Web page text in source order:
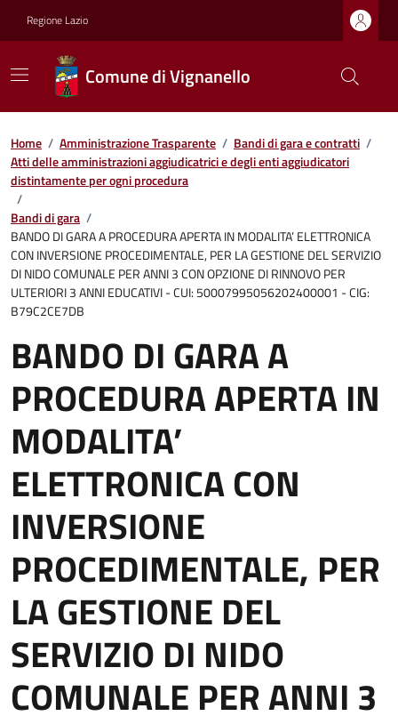
Regione Lazio
Comune di Vignanello
Home / Amministrazione Trasparente / Bandi di gara e contratti /
Atti delle amministrazioni aggiudicatrici e degli enti aggiudicatori
distintamente per ogni procedura
/
Bandi di gara /
BANDO DI GARA A PROCEDURA APERTA IN MODALITA’ ELETTRONICA
CON INVERSIONE PROCEDIMENTALE, PER LA GESTIONE DEL SERVIZIO
DI NIDO COMUNALE PER ANNI 3 CON OPZIONE DI RINNOVO PER
ULTERIORI 3 ANNI EDUCATIVI - CUI: 50007995056202400001 - CIG:
B79C2CE7DB
BANDO DI GARA A
PROCEDURA APERTA IN
MODALITA’
ELETTRONICA CON
INVERSIONE
PROCEDIMENTALE, PER
LA GESTIONE DEL
SERVIZIO DI NIDO
COMUNALE PER ANNI 3